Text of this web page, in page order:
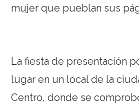
mujer que pueblan sus
La fiesta de presentación
lugar en un local de la
Centro, donde se